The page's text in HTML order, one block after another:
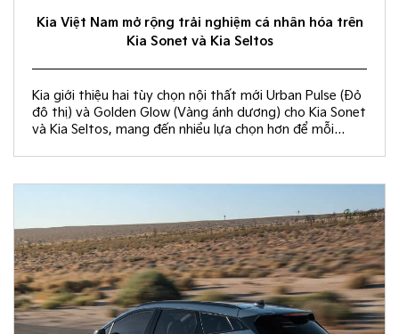
Kia Việt Nam mở rộng trải nghiệm cá nhân hóa trên
Kia Sonet và Kia Seltos
Kia giới thiệu hai tùy chọn nội thất mới Urban Pulse (Đỏ
đô thị) và Golden Glow (Vàng ánh dương) cho Kia Sonet
và Kia Seltos, mang đến nhiều lựa chọn hơn để mỗi